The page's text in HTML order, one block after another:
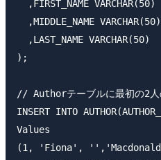
  ,FIRST_NAME VARCHAR(50)
  ,MIDDLE_NAME VARCHAR(50)
  ,LAST_NAME VARCHAR(50)
);
// Authorテーブルに最初の2人
INSERT INTO
Values
(1, 'Fiona',